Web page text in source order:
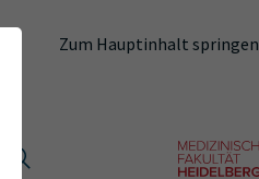
Zum Hauptinhalt springen